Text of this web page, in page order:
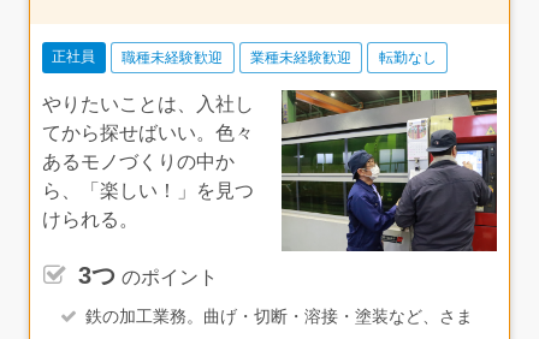
正社員 職種未経験歓迎 業種未経験歓迎 転勤なし
やりたいことは、入社し
てから探せばいい。色々
あるモノづくりの中か
ら、「楽しい！」を見つ
けられる。
3つ のポイント
鉄の加工業務。曲げ・切断・溶接・塗装など、さま